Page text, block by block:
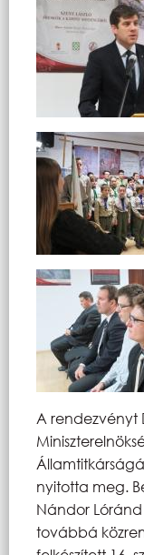
A rendezvényt
nyitotta meg.
Nándor
továbbá